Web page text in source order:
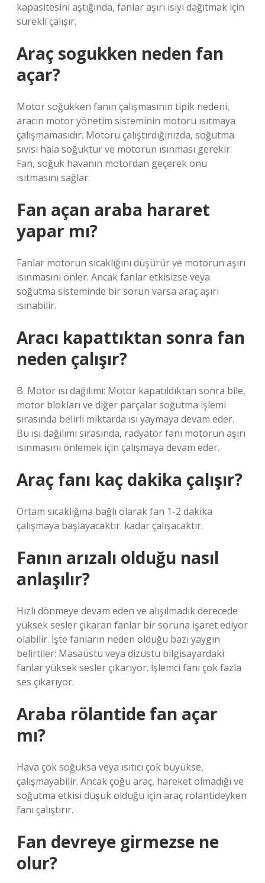
kapasitesini aştığında, fanlar aşırı ısıyı dağıtmak için
sürekli çalışır.
Araç sogukken neden fan
açar?
Motor soğukken fanın çalışmasının tipik nedeni,
aracın motor yönetim sisteminin motoru ısıtmaya
çalışmamasıdır. Motoru çalıştırdığınızda, soğutma
sıvısı hala soğuktur ve motorun ısınması gerekir.
Fan, soğuk havanın motordan geçerek onu
ısıtmasını sağlar.
Fan açan araba hararet
yapar mı?
Fanlar motorun sıcaklığını düşürür ve motorun aşırı
ısınmasını önler. Ancak fanlar etkisizse veya
soğutma sisteminde bir sorun varsa araç aşırı
ısınabilir.
Aracı kapattıktan sonra fan
neden çalışır?
B. Motor ısı dağılımı: Motor kapatıldıktan sonra bile,
motor blokları ve diğer parçalar soğutma işlemi
sırasında belirli miktarda ısı yaymaya devam eder.
Bu ısı dağılımı sırasında, radyatör fanı motorun aşırı
ısınmasını önlemek için çalışmaya devam eder.
Araç fanı kaç dakika çalışır?
Ortam sıcaklığına bağlı olarak fan 1-2 dakika
çalışmaya başlayacaktır. kadar çalışacaktır.
Fanın arızalı olduğu nasıl
anlaşılır?
Hızlı dönmeye devam eden ve alışılmadık derecede
yüksek sesler çıkaran fanlar bir soruna işaret ediyor
olabilir. İşte fanların neden olduğu bazı yaygın
belirtiler: Masaüstü veya dizüstü bilgisayardaki
fanlar yüksek sesler çıkarıyor. İşlemci fanı çok fazla
ses çıkarıyor.
Araba rölantide fan açar
mı?
Hava çok soğuksa veya ısıtıcı çok büyükse,
çalışmayabilir. Ancak çoğu araç, hareket olmadığı ve
soğutma etkisi düşük olduğu için araç rölantideyken
fanı çalıştırır.
Fan devreye girmezse ne
olur?